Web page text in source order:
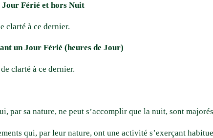
Jour Férié et hors Nuit
clarté à ce dernier.
un Jour Férié (heures de Jour)
clarté à ce dernier.
par sa nature, ne peut s’accomplir que la nuit, sont
qui, par leur nature, ont une activité s’exerçant